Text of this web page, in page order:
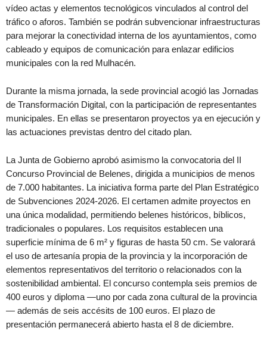
vídeo actas y elementos tecnológicos vinculados al control del
tráfico o aforos. También se podrán subvencionar infraestructuras
para mejorar la conectividad interna de los ayuntamientos, como
cableado y equipos de comunicación para enlazar edificios
municipales con la red Mulhacén.
Durante la misma jornada, la sede provincial acogió las Jornadas
de Transformación Digital, con la participación de representantes
municipales. En ellas se presentaron proyectos ya en ejecución y
las actuaciones previstas dentro del citado plan.
La Junta de Gobierno aprobó asimismo la convocatoria del II
Concurso Provincial de Belenes, dirigida a municipios de menos
de 7.000 habitantes. La iniciativa forma parte del Plan Estratégico
de Subvenciones 2024-2026. El certamen admite proyectos en
una única modalidad, permitiendo belenes históricos, bíblicos,
tradicionales o populares. Los requisitos establecen una
superficie mínima de 6 m² y figuras de hasta 50 cm. Se valorará
el uso de artesanía propia de la provincia y la incorporación de
elementos representativos del territorio o relacionados con la
sostenibilidad ambiental. El concurso contempla seis premios de
400 euros y diploma —uno por cada zona cultural de la provincia
— además de seis accésits de 100 euros. El plazo de
presentación permanecerá abierto hasta el 8 de diciembre.